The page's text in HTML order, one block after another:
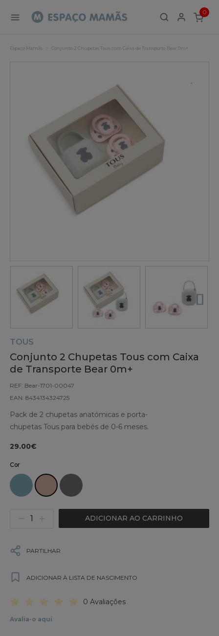
0
ITEMS
Espaço Mamãs Conjunto 2 Chupetas Tous com Caixa de Transporte Bear 0m+
TOUS
Conjunto 2 Chupetas Tous com Caixa
de Transporte Bear 0m+
REF: Bear-1701-00047
EAN: 8434134324725
Pack de 2 chupetas anatómicas e porta-
chupetas Tous para bebés de 0-6 meses.
29.00€
Cor
ADICIONAR AO CARRINHO
PARTILHAR
ADICIONAR À LISTA DE NASCIMENTO
0 Avaliações
Avalia-o aqui